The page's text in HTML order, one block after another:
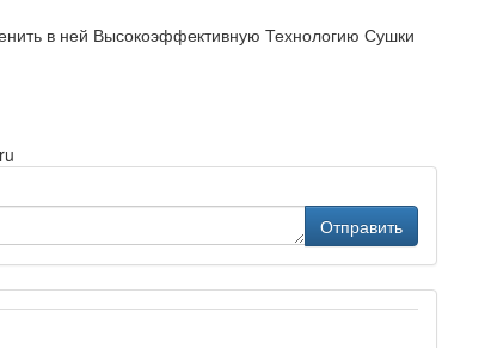
в ней Высокоэффективную Технологию Сушки
Отправить